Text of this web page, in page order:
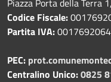
Codice Fiscale:
Partita IVA:
PEC:
Centralino Unico:0825